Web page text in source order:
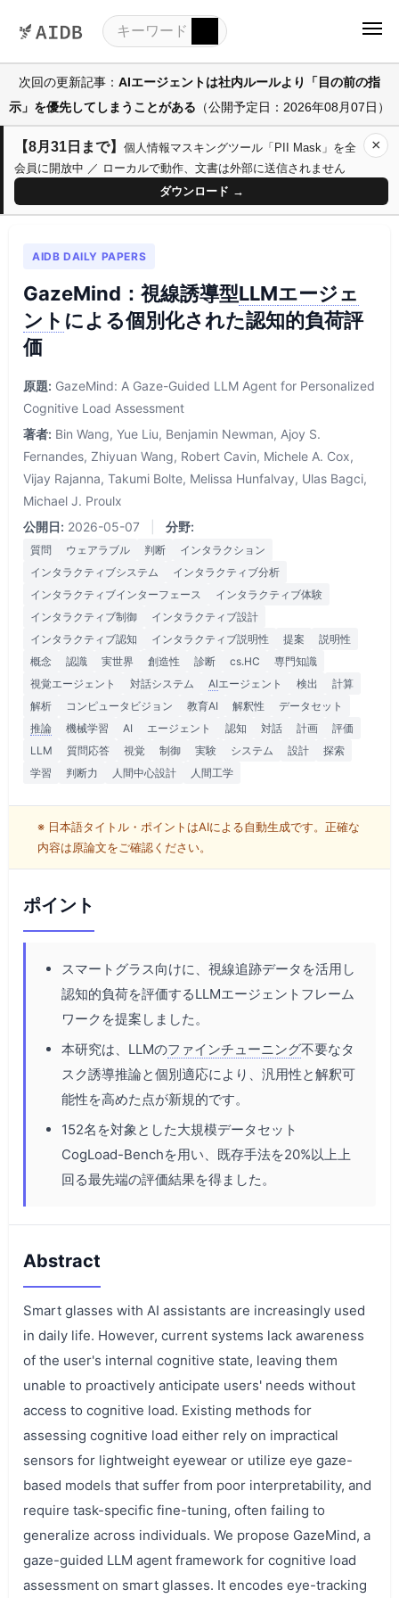
次回の更新記事： AIエージェントは社内ルールより「目の前の指
示」を優先してしまうことがある （公開予定日：2026年08月07日）
【8月31日まで】 個人情報マスキングツール「PII Mask」を全
会員に開放中 ／ ローカルで動作、文書は外部に送信されません
ダウンロード →
×
AIDB DAILY PAPERS
GazeMind：視線誘導型LLMエージェ
ント による個別化された認知的負荷評
価
原題: GazeMind: A Gaze-Guided LLM Agent for Personalized
Cognitive Load Assessment
著者: Bin Wang, Yue Liu, Benjamin Newman, Ajoy S.
Fernandes, Zhiyuan Wang, Robert Cavin, Michele A. Cox,
Vijay Rajanna, Takumi Bolte, Melissa Hunfalvay, Ulas Bagci,
Michael J. Proulx
公開日: 2026-05-07 分野:
質問 ウェアラブル 判断
インタラクション
インタラクティブシステム
インタラクティブ分析
インタラクティブインターフェース
インタラクティブ体験
インタラクティブ制御
インタラクティブ設計
インタラクティブ認知
インタラクティブ説明性 提案
説明性
概念
認識 実世界 創造性 診断 cs.HC
専門知識
視覚エージェント
対話システム AIエージェント 検出
計算
解析
コンピュータビジョン 教育AI 解釈性
データセット
推論
機械学習 AI エージェント 認知 対話 計画
評価
LLM
質問応答 視覚 制御 実験 システム 設計
探索
学習
判断力 人間中心設計 人間工学
※ 日本語タイトル・ポイントはAIによる自動生成です。正確な
内容は原論文をご確認ください。
ポイント
スマートグラス向けに、視線追跡データを活用し
認知的負荷を評価するLLMエージェントフレーム
ワークを提案しました。
本研究は、LLMのファインチューニング不要なタ
スク誘導推論と個別適応により、汎用性と解釈可
能性を高めた点が新規的です。
152名を対象とした大規模データセット
CogLoad-Benchを用い、既存手法を20%以上上
回る最先端の評価結果を得ました。
Abstract
Smart glasses with AI assistants are increasingly used
in daily life. However, current systems lack awareness
of the user's internal cognitive state, leaving them
unable to proactively anticipate users' needs without
access to cognitive load. Existing methods for
assessing cognitive load either rely on impractical
sensors for lightweight eyewear or utilize eye gaze-
based models that suffer from poor interpretability, and
require task-specific fine-tuning, often failing to
generalize across individuals. We propose GazeMind, a
gaze-guided LLM agent framework for cognitive load
assessment on smart glasses. It encodes eye-tracking